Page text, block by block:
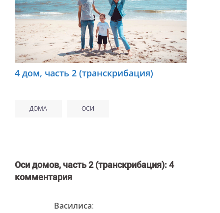
4 дом, часть 2 (транскрибация)
ДОМА ОСИ
Оси домов, часть 2 (транскрибация): 4
комментария
Василиса: